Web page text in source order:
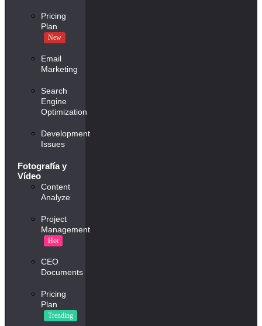
Pricing
Plan
New
Email
Marketing
Search
Engine
Optimization
Development
Issues
Fotografía y
Vídeo
Content
Analyze
Project
Management
Hot
CEO
Documents
Pricing
Plan
Trending